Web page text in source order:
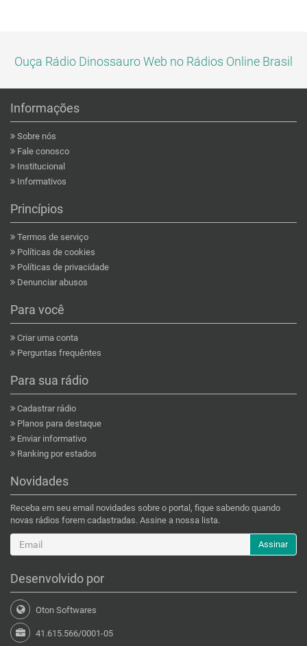
Ouça Rádio Dinossauro Web no Rádios Online Brasil
Informações
Sobre nós
Fale conosco
Institucional
Informativos
Princípios
Termos de serviço
Políticas de cookies
Políticas de privacidade
Denunciar abusos
Para você
Criar uma conta
Perguntas frequêntes
Para sua rádio
Cadastrar rádio
Planos para destaque
Enviar informativo
Ranking por estados
Novidades
Receba em seu email novidades sobre o portal, fique sabendo quando
novas rádios forem cadastradas. Assine a nossa lista.
Assinar
Desenvolvido por
Oton Softwares
41.615.566/0001-05